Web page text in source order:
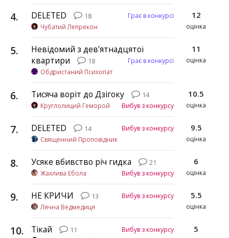
4. DELETED 18
Грає в конкурсі
Чубатий Лепрекон
12
оцінка
5.
Невідомий з дев’ятнадцятої
квартири
18
Грає в конкурсі
Обдристаний Психопат
11
оцінка
6. Тисяча воріт до Дзігоку
14
Вибув з конкурсу
Круглолиций Геморой
10.5
оцінка
7. DELETED 14
Вибув з конкурсу
Священний Проповідник
9.5
оцінка
8. Усяке вбивство річ гидка
21
Вибув з конкурсу
Жахлива Ебола
6
оцінка
9. НЕ КРИЧИ 13
Вибув з конкурсу
Лячна Ведмедиця
5.5
оцінка
10. Тікай 11
Вибув з конкурсу
5